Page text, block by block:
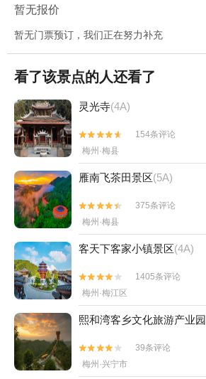
暂无报价
暂无门票预订，我们正在努力补充
看了该景点的人还看了
灵光寺(4A)


154条评论
梅州·梅县
雁南飞茶田景区(5A)


375条评论
梅州·梅县
客天下客家小镇景区(4A)


1405条评论
梅州·梅江区
熙和湾客乡文化旅游产业园


39条评论
梅州·兴宁市